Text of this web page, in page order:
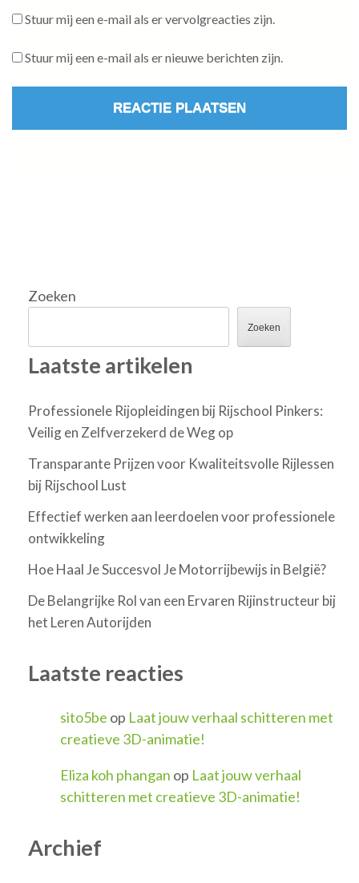
Stuur mij een e-mail als er vervolgreacties zijn.
Stuur mij een e-mail als er nieuwe berichten zijn.
Zoeken
Zoeken
Laatste artikelen
Professionele Rijopleidingen bij Rijschool Pinkers:
Veilig en Zelfverzekerd de Weg op
Transparante Prijzen voor Kwaliteitsvolle Rijlessen
bij Rijschool Lust
Effectief werken aan leerdoelen voor professionele
ontwikkeling
Hoe Haal Je Succesvol Je Motorrijbewijs in België?
De Belangrijke Rol van een Ervaren Rijinstructeur bij
het Leren Autorijden
Laatste reacties
sito5be op Laat jouw verhaal schitteren met
creatieve 3D-animatie!
Eliza koh phangan op Laat jouw verhaal
schitteren met creatieve 3D-animatie!
Archief